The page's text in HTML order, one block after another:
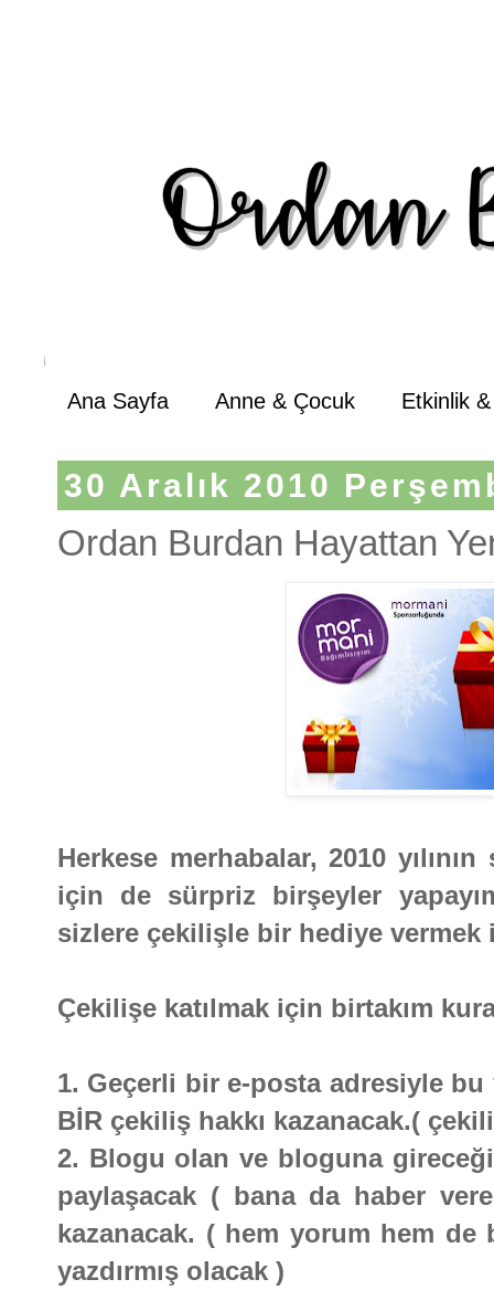
Ana Sayfa Anne & Çocuk Etkinlik
30 Aralık 2010
Ordan Burdan Hayattan
Herkese merhabalar, 2010
için de sürpriz birşeyler
sizlere çekilişle bir hediye vermek
Çekilişe katılmak için birtakım
1. Geçerli bir e-posta adresiyle bu
BİR çekiliş hakkı kazanacak.(
2. Blogu olan ve bloguna
paylaşacak ( bana da haber
kazanacak. ( hem yorum hem
yazdırmış olacak )